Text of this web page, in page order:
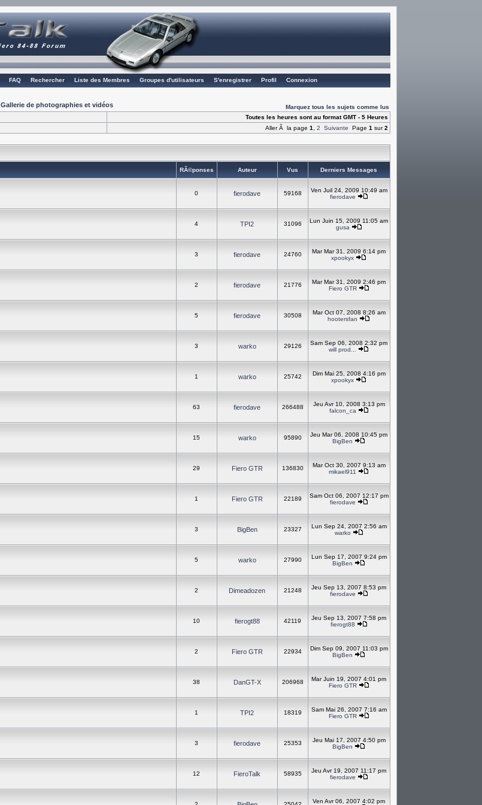
FAQ Rechercher Liste des Membres Groupes d'utilisateurs S'enregistrer Profil Connexion
Gallerie de photographies et vidéos
Marquez tous les sujets comme lus
Toutes les heures sont au format GMT - 5 Heures
Aller Ã la page 1 2 Suivante Page 1 sur2
RÃ©ponses Auteur Vus Derniers Messages
0 fierodave 59168
Ven Juil 24, 2009 10:49 am
fierodave
4 TPI2 31096
Lun Juin 15, 2009 11:05 am
gusa
3 fierodave 24760
Mar Mar 31, 2009 6:14 pm
xpookyx
2 fierodave 21776
Mar Mar 31, 2009 2:46 pm
Fiero GTR
5 fierodave 30508
Mar Oct 07, 2008 8:26 am
hootersfan
3 warko 29126
Sam Sep 06, 2008 2:32 pm
will prod...
1 warko 25742
Dim Mai 25, 2008 4:16 pm
xpookyx
63 fierodave 266488
Jeu Avr 10, 2008 3:13 pm
falcon_ca
15 warko 95890
Jeu Mar 06, 2008 10:45 pm
BigBen
29 Fiero GTR 136830
Mar Oct 30, 2007 9:13 am
mikael911
1 Fiero GTR 22189
Sam Oct 06, 2007 12:17 pm
fierodave
3 BigBen 23327
Lun Sep 24, 2007 2:56 am
warko
5 warko 27990
Lun Sep 17, 2007 9:24 pm
BigBen
2 Dimeadozen 21248
Jeu Sep 13, 2007 8:53 pm
fierodave
10 fierogt88 42119
Jeu Sep 13, 2007 7:58 pm
fierogt88
2 Fiero GTR 22934
Dim Sep 09, 2007 11:03 pm
BigBen
38 DanGT-X 206968
Mar Juin 19, 2007 4:01 pm
Fiero GTR
1 TPI2 18319
Sam Mai 26, 2007 7:16 am
Fiero GTR
3 fierodave 25353
Jeu Mai 17, 2007 4:50 pm
BigBen
12 FieroTalk 58935
Jeu Avr 19, 2007 11:17 pm
fierodave
Ven Avr 06, 2007 4:02 pm